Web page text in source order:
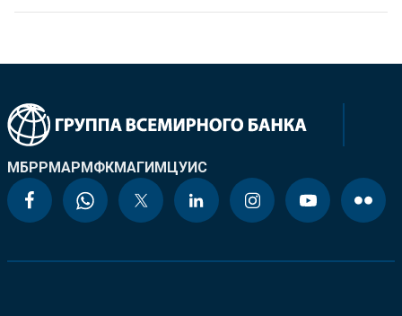
МБРРМАРМФКМАГИМЦУИС